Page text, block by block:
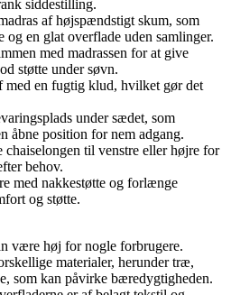
siddestilling.
af højspændstigt skum, som
og en glat overflade uden samlinger.
med madrassen for at give
støtte under søvn.
med en fugtig klud, hvilket gør det
under sædet, som
åbne position for nem adgang.
chaiselongen til venstre eller højre for
behov.
med nakkestøtte og forlænge
og støtte.
være høj for nogle forbrugere.
materialer, herunder træ,
som kan påvirke bæredygtigheden.